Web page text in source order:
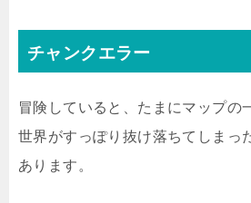
チャンクエラー
冒険していると、たまにマップの
世界がすっぽり抜け落ちてしまっ
あります。